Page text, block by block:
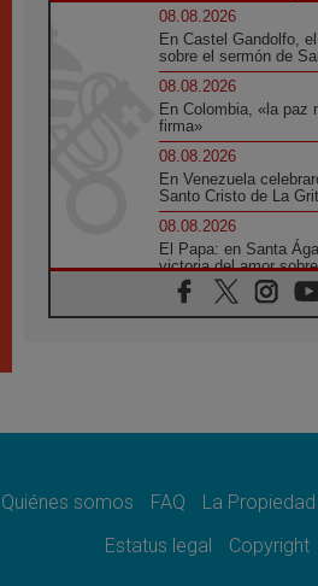
08.08.2026
En Castel Gandolfo,
sobre el sermón de
08.08.2026
En Colombia, «la paz
firma»
08.08.2026
En Venezuela
Santo Cristo de La
08.08.2026
El Papa: en Santa
victoria del amor
08.08.2026
León XIV visitará el
07.08.2026
07.08.2026
el compromiso del
Quiénes somos FAQ La Propiedad
Estatus legal
Copyright